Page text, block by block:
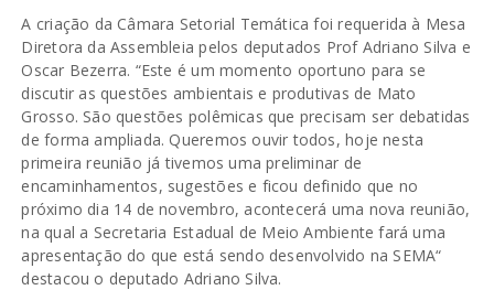
A criação da Câmara Setorial Temática foi requerida à Mesa
Diretora da Assembleia pelos deputados Prof Adriano Silva e
Oscar Bezerra. “Este é um momento oportuno para se
discutir as questões ambientais e produtivas de Mato
Grosso. São questões polêmicas que precisam ser debatidas
de forma ampliada. Queremos ouvir todos, hoje nesta
primeira reunião já tivemos uma preliminar de
encaminhamentos, sugestões e ficou definido que no
próximo dia 14 de novembro, acontecerá uma nova reunião,
na qual a Secretaria Estadual de Meio Ambiente fará uma
apresentação do que está sendo desenvolvido na SEMA“
destacou o deputado Adriano Silva.